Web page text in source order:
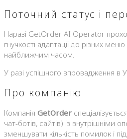
Поточний статус і
Наразі GetOrder AI Operator
гнучкості адаптації до різних
найближчим часом.
У разі успішного впровадження в
Про компанію
Компанія GetOrder
чат-ботів, сайтів) із
зменшувати кількість помилок і